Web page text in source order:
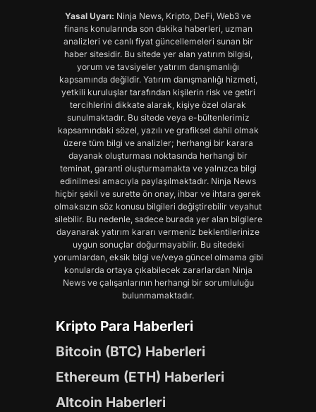
Yasal Uyarı: Ninja News, Kripto, DeFi, Web3 ve
finans konularında son dakika haberleri, uzman
analizleri ve canlı fiyat güncellemeleri sunan bir
haber sitesidir. Bu sitede yer alan yatırım bilgisi,
yorum ve tavsiyeler yatırım danışmanlığı
kapsamında değildir. Yatırım danışmanlığı hizmeti,
yetkili kuruluşlar tarafından kişilerin risk ve getiri
tercihlerini dikkate alarak, kişiye özel olarak
sunulmaktadır. Bu sitede veya e-bültenlerimiz
kapsamındaki sözel, yazılı ve grafiksel dahil olmak
üzere tüm bilgi ve analizler; herhangi bir karara
dayanak oluşturması noktasında herhangi bir
teminat, garanti oluşturmamakta ve yalnızca bilgi
edinilmesi amacıyla paylaşılmaktadır. Ninja News
hiçbir şekil ve surette ön onay, ihbar ve ihtara gerek
olmaksızın söz konusu bilgileri değiştirebilir veyahut
silebilir. Bu nedenle, sadece burada yer alan bilgilere
dayanarak yatırım kararı vermeniz beklentilerinize
uygun sonuçlar doğurmayabilir. Bu sitedeki
yorumlardan, eksik bilgi ve/veya güncel olmama gibi
konularda ortaya çıkabilecek zararlardan Ninja
News ve çalışanlarının herhangi bir sorumluluğu
bulunmamaktadır.
Kripto Para Haberleri
Bitcoin (BTC) Haberleri
Ethereum (ETH) Haberleri
Altcoin Haberleri